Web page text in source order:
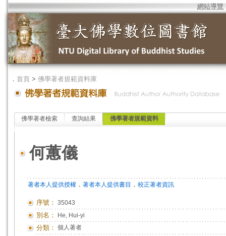
網站導覽
． 首頁 > 佛學著者規範資料庫
佛學著者檢索 查詢結果 佛學著者規範資料
何蕙儀
著者本人提供授權 ． 著者本人提供書目 ． 校正著者資訊
序號： 35043
別名： He, Hui-yi
分類： 個人著者